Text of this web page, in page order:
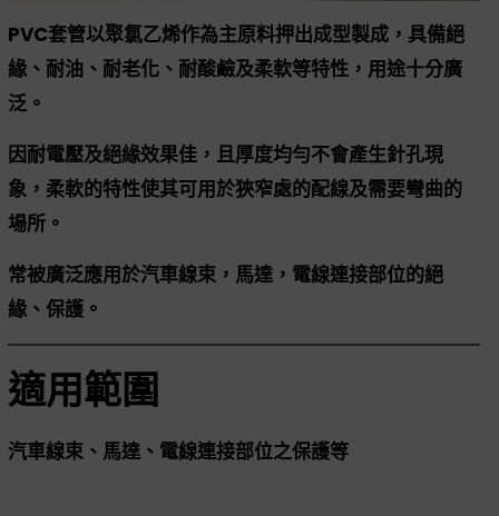
PVC套管以聚氯乙烯作為主原料押出成型製成，具備絕
緣、耐油、耐老化、耐酸鹼及柔軟等特性，用途十分廣
泛。
因耐電壓及絕緣效果佳，且厚度均勻不會產生針孔現
象，柔軟的特性使其可用於狹窄處的配線及需要彎曲的
場所。
常被廣泛應用於汽車線束，馬達，電線連接部位的絕
緣、保護。
適用範圍
汽車線束、馬達、電線連接部位之保護等